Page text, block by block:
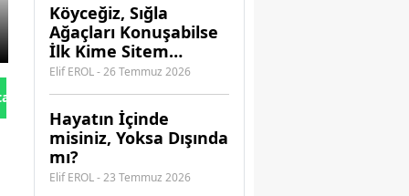
Gönder
Köyceğiz, Sığla
Ağaçları Konuşabilse
İlk Kime Sitem
Ederdi?
Elif EROL - 26 Temmuz 2026
Hayatın İçinde
misiniz, Yoksa Dışında
mı?
Elif EROL - 23 Temmuz 2026